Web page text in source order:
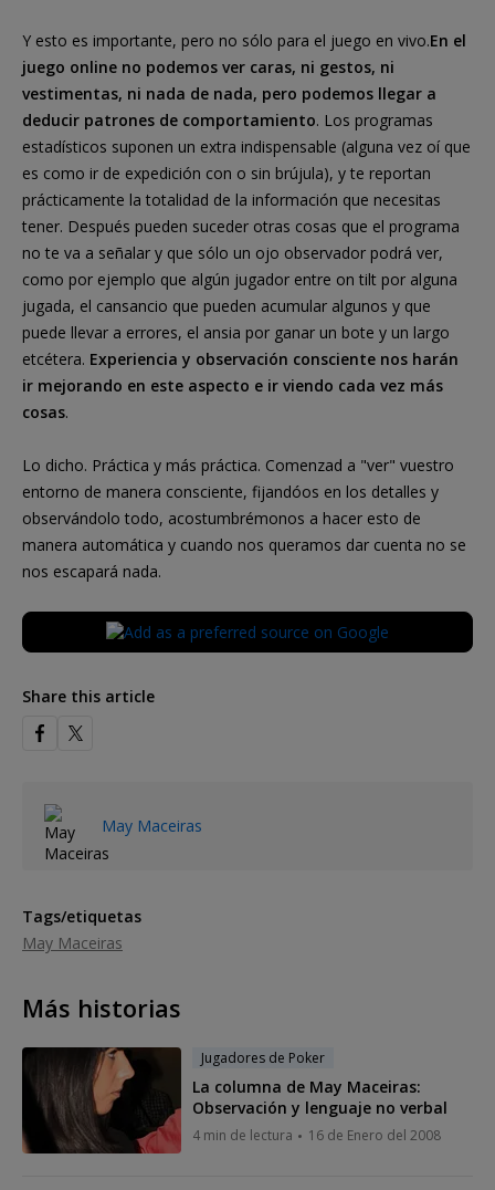
Y esto es importante, pero no sólo para el juego en vivo.En el
juego online no podemos ver caras, ni gestos, ni
vestimentas, ni nada de nada, pero podemos llegar a
deducir patrones de comportamiento. Los programas
estadísticos suponen un extra indispensable (alguna vez oí que
es como ir de expedición con o sin brújula), y te reportan
prácticamente la totalidad de la información que necesitas
tener. Después pueden suceder otras cosas que el programa
no te va a señalar y que sólo un ojo observador podrá ver,
como por ejemplo que algún jugador entre on tilt por alguna
jugada, el cansancio que pueden acumular algunos y que
puede llevar a errores, el ansia por ganar un bote y un largo
etcétera. Experiencia y observación consciente nos harán
ir mejorando en este aspecto e ir viendo cada vez más
cosas.
Lo dicho. Práctica y más práctica. Comenzad a "ver" vuestro
entorno de manera consciente, fijandóos en los detalles y
observándolo todo, acostumbrémonos a hacer esto de
manera automática y cuando nos queramos dar cuenta no se
nos escapará nada.
Share this article
May Maceiras
Tags/etiquetas
May Maceiras
Más historias
Jugadores de Poker
La columna de May Maceiras:
Observación y lenguaje no verbal
4 min de lectura 16 de Enero del 2008